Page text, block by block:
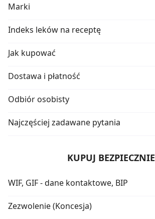
Marki
Indeks leków na receptę
Jak kupować
Dostawa i płatność
Odbiór osobisty
Najczęściej zadawane pytania
KUPUJ BEZPIECZNIE
WIF, GIF - dane kontaktowe, BIP
Zezwolenie (Koncesja)